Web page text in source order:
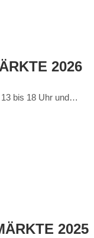
2026
bis 18 Uhr und…
2025